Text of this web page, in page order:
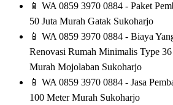
📱 WA 0859 3970 0884 - Paket
50 Juta Murah Gatak Sukoharjo
📱 WA 0859 3970 0884 - Biaya
Renovasi Rumah Minimalis Type
Murah Mojolaban Sukoharjo
📱 WA 0859 3970 0884 - Jasa
100 Meter Murah Sukoharjo